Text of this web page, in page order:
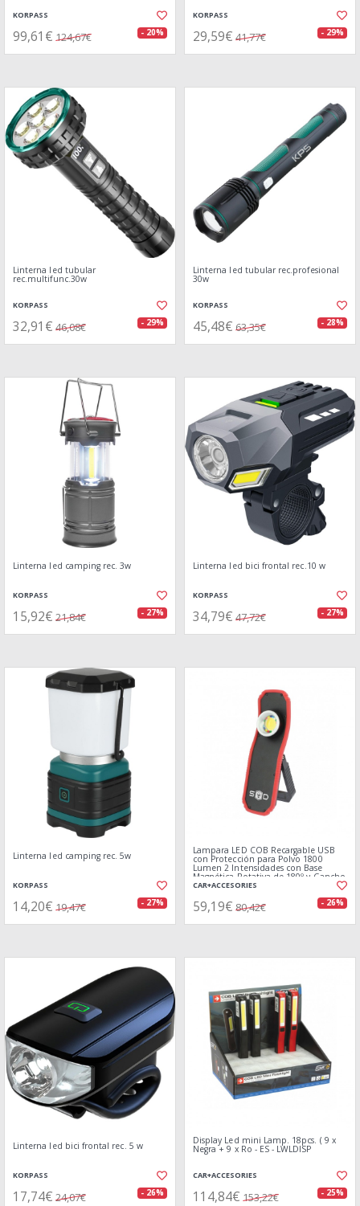
KORPASS
99,61€ 124,67€ - 20%
KORPASS
29,59€ 41,77€ - 29%
Linterna led tubular
rec.multifunc.30w
KORPASS
32,91€ 46,08€ - 29%
Linterna led tubular rec.profesional
30w
KORPASS
45,48€ 63,35€ - 28%
Linterna led camping rec. 3w
KORPASS
15,92€ 21,84€ - 27%
Linterna led bici frontal rec.10 w
KORPASS
34,79€ 47,72€ - 27%
Linterna led camping rec. 5w
KORPASS
14,20€ 19,47€ - 27%
Lampara LED COB Recargable USB
con Protección para Polvo 1800
Lumen 2 Intensidades con Base
Magnética Rotativa de 180º y Gancho
CAR+ACCESORIES
59,19€ 80,42€ - 26%
Linterna led bici frontal rec. 5 w
KORPASS
17,74€ 24,07€ - 26%
Display Led mini Lamp. 18pcs. ( 9 x
Negra + 9 x Ro - ES - LWLDISP
CAR+ACCESORIES
114,84€ 153,22€ - 25%